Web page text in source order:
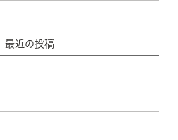
最近の投稿